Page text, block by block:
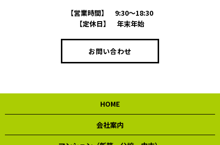
【営業時間】
9:30～18:30
【定休日】
年末年始
お問い合わせ
HOME
会社案内